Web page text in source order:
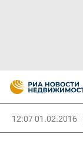
12:07 01.02.2016